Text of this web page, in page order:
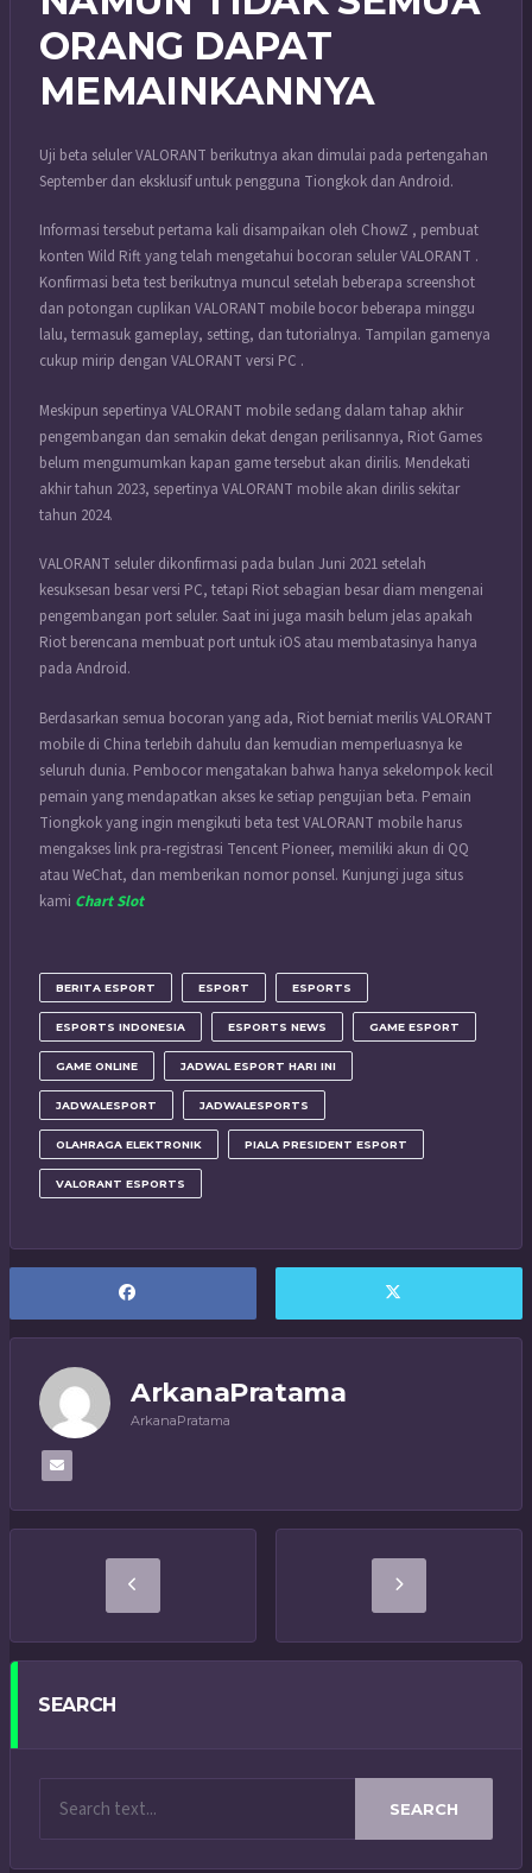
ORANG DAPAT
MEMAINKANNYA
Uji beta seluler VALORANT berikutnya akan dimulai pada pertengahan
September dan eksklusif untuk pengguna Tiongkok dan Android.
Informasi tersebut pertama kali disampaikan oleh ChowZ , pembuat
konten Wild Rift yang telah mengetahui bocoran seluler VALORANT .
Konfirmasi beta test berikutnya muncul setelah beberapa screenshot
dan potongan cuplikan VALORANT mobile bocor beberapa minggu
lalu, termasuk gameplay, setting, dan tutorialnya. Tampilan gamenya
cukup mirip dengan VALORANT versi PC .
Meskipun sepertinya VALORANT mobile sedang dalam tahap akhir
pengembangan dan semakin dekat dengan perilisannya, Riot Games
belum mengumumkan kapan game tersebut akan dirilis. Mendekati
akhir tahun 2023, sepertinya VALORANT mobile akan dirilis sekitar
tahun 2024.
VALORANT seluler dikonfirmasi pada bulan Juni 2021 setelah
kesuksesan besar versi PC, tetapi Riot sebagian besar diam mengenai
pengembangan port seluler. Saat ini juga masih belum jelas apakah
Riot berencana membuat port untuk iOS atau membatasinya hanya
pada Android.
Berdasarkan semua bocoran yang ada, Riot berniat merilis VALORANT
mobile di China terlebih dahulu dan kemudian memperluasnya ke
seluruh dunia. Pembocor mengatakan bahwa hanya sekelompok kecil
pemain yang mendapatkan akses ke setiap pengujian beta. Pemain
Tiongkok yang ingin mengikuti beta test VALORANT mobile harus
mengakses link pra-registrasi Tencent Pioneer, memiliki akun di QQ
atau WeChat, dan memberikan nomor ponsel. Kunjungi juga situs
kami Chart Slot
BERITA ESPORT ESPORT ESPORTS
ESPORTS INDONESIA ESPORTS NEWS GAME ESPORT
GAME ONLINE JADWAL ESPORT HARI INI
JADWALESPORT JADWALESPORTS
OLAHRAGA ELEKTRONIK PIALA PRESIDENT ESPORT
VALORANT ESPORTS
ArkanaPratama
ArkanaPratama
SEARCH
SEARCH